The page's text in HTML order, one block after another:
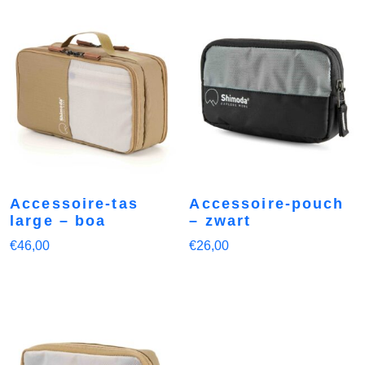
Accessoire-tas
large – boa
€46,00
Accessoire-pouch
– zwart
€26,00